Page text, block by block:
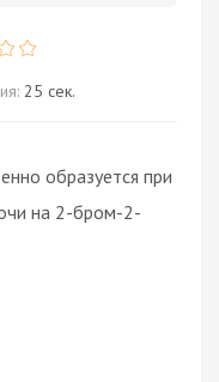
25 сек.
образуется при
на 2-бром-2-